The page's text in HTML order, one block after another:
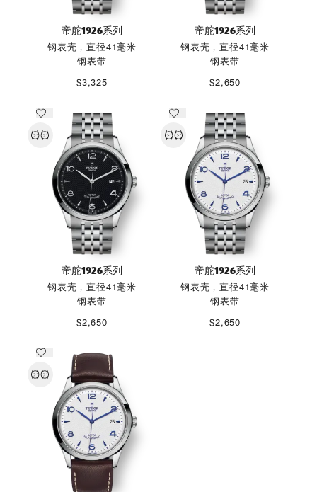
帝舵1926系列
钢表壳，直径41毫米
钢表带
$3,325
帝舵1926系列
钢表壳，直径41毫米
钢表带
$2,650
帝舵1926系列
钢表壳，直径41毫米
钢表带
$2,650
帝舵1926系列
钢表壳，直径41毫米
钢表带
$2,650